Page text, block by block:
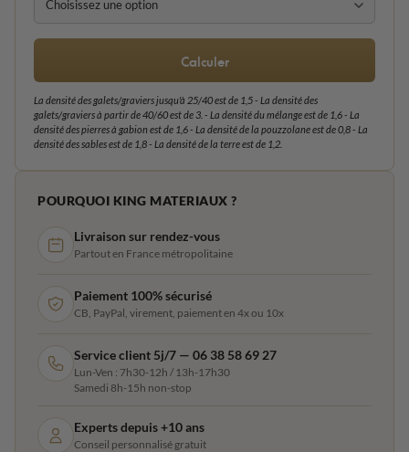
Calculer
La densité des galets/graviers jusqu'à 25/40 est de 1,5 - La densité des
galets/graviers à partir de 40/60 est de 3. - La densité du mélange est de 1,6 - La
densité des pierres à gabion est de 1,6 - La densité de la pouzzolane est de 0,8 - La
densité des sables est de 1,8 - La densité de la terre est de 1,2.
POURQUOI KING MATERIAUX ?
Livraison sur rendez-vous
Partout en France métropolitaine
Paiement 100% sécurisé
CB, PayPal, virement, paiement en 4x ou 10x
Service client 5j/7 — 06 38 58 69 27
Lun-Ven : 7h30-12h / 13h-17h30
Samedi 8h-15h non-stop
Experts depuis +10 ans
Conseil personnalisé gratuit